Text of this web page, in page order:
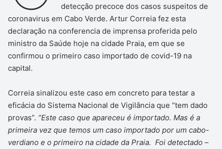
detecção precoce dos casos suspeitos de
coronavirus em Cabo Verde. Artur Correia fez esta
declaração na conferencia de imprensa proferida pelo
ministro da Saúde hoje na cidade Praia, em que se
confirmou o primeiro caso importado de covid-19 na
capital.
Correia sinalizou este caso em concreto para testar a
eficácia do Sistema Nacional de Vigilância que “tem dado
provas”. “Este caso que apareceu é importado. Mas é a
primeira vez que temos um caso importado por um cabo-
verdiano e o primeiro na cidade da Praia. Foi detectado –